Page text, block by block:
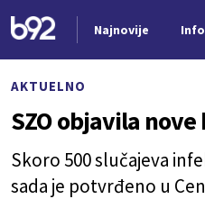
Najnovije Info
AKTUELNO
SZO objavila
Skoro 500 slučajeva
sada je potvrđeno u